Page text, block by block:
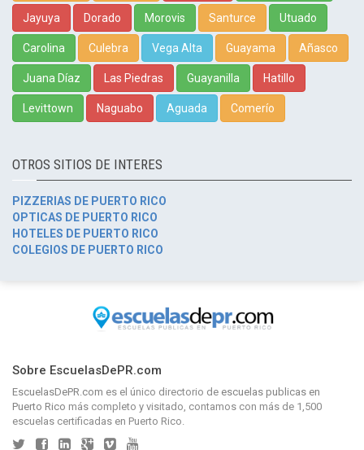
Jayuya Dorado Morovis Santurce Utuado
Carolina Culebra Vega Alta Guayama Añasco
Juana Díaz Las Piedras Guayanilla Hatillo
Levittown Naguabo Aguada Comerío
OTROS SITIOS DE INTERES
PIZZERIAS DE PUERTO RICO
OPTICAS DE PUERTO RICO
HOTELES DE PUERTO RICO
COLEGIOS DE PUERTO RICO
Sobre EscuelasDePR.com
EscuelasDePR.com es el único directorio de escuelas publicas en
Puerto Rico más completo y visitado, contamos con más de 1,500
escuelas certificadas en Puerto Rico.